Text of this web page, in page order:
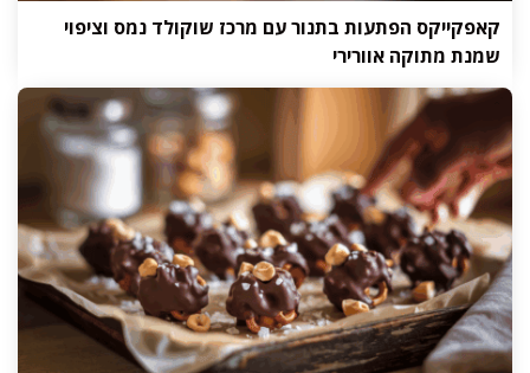
קאפקייקס הפתעות בתנור עם מרכז שוקולד נמס וציפוי
שמנת מתוקה אוורירי